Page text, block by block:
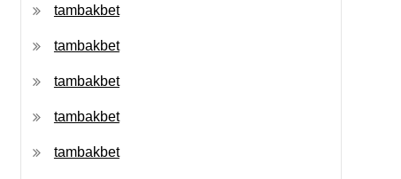
tambakbet
tambakbet
tambakbet
tambakbet
tambakbet